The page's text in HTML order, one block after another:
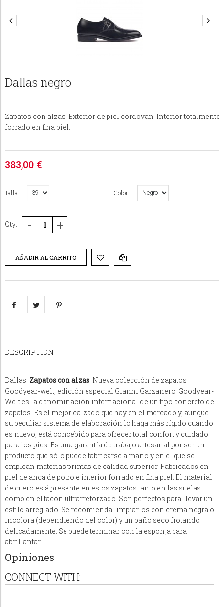
Dallas negro
Zapatos con alzas. Exterior de piel cordovan. Interior
forrado en fina piel.
383,00 €
Talla : Color :
Qty: - +
AÑADIR AL CARRITO
DESCRIPTION
Dallas. Zapatos con alzas . Nueva colección de zapatos
Goodyear-welt, edición especial Gianni Garzanero. Goodyear-
Welt es la denominación internacional de un tipo concreto de
zapatos. Es el mejor calzado que hay en el mercado y, aunque
su peculiar sistema de elaboración lo haga más rígido cuando
es nuevo, está concebido para ofrecer total confort y cuidado
para los pies. Es una garantía de trabajo artesanal por ser un
producto que sólo puede fabricarse a mano y en el que se
emplean materias primas de calidad superior. Fabricados en
piel de anca de potro e interior forrado en fina piel. El material
de cuero está presente en estos zapatos tanto en las suelas
como en el tacón ultrarreforzado. Son perfectos para llevar un
estilo arreglado. Se recomienda limpiarlos con crema negra o
incolora (dependiendo del color) y un paño seco frotando
delicadamente. Se puede terminar con la esponja para
abrillantar.
Opiniones
CONNECT WITH: